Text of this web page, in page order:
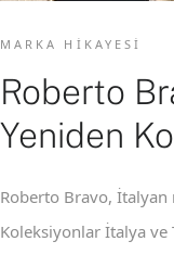
MARKA HIKAYESI
Roberto
Yeniden
Roberto Bravo, İtalyan
Koleksiyonlar İtalya ve